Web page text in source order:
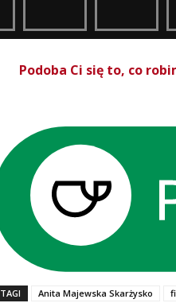
Podoba Ci się to, co
TAGI Anita Majewska Skarżysko